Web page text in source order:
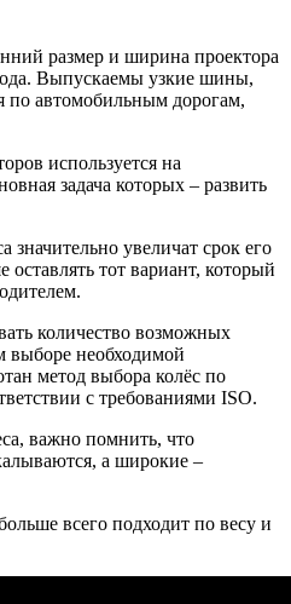
размер и ширина проектора
Выпускаемы узкие шины,
по автомобильным дорогам,
используется на
задача которых – развить
значительно увеличат срок его
тот вариант, который
количество возможных
выборе необходимой
метод выбора колёс по
с требованиями ISO.
важно помнить, что
а широкие –
всего подходит по весу и